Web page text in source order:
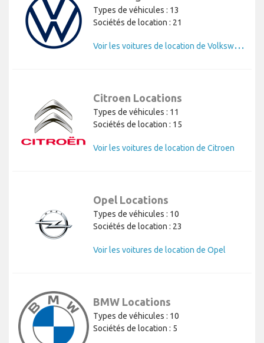
Types de véhicules : 13
Sociétés de location : 21
V
oir les voitures de location de Volkswagen
Citroen Locations
Types de véhicules : 11
Sociétés de location : 15
Voir les voitures de location de Citroen
Opel Locations
Types de véhicules : 10
Sociétés de location : 23
Voir les voitures de location de Opel
BMW Locations
Types de véhicules : 10
Sociétés de location : 5